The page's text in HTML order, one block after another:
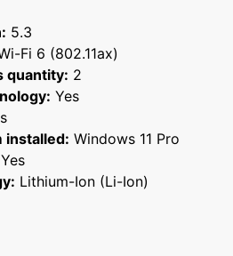
5.3
Fi 6 (802.11ax)
quantity: 2
Yes
installed: Windows 11 Pro
Yes
Lithium-Ion (Li-Ion)